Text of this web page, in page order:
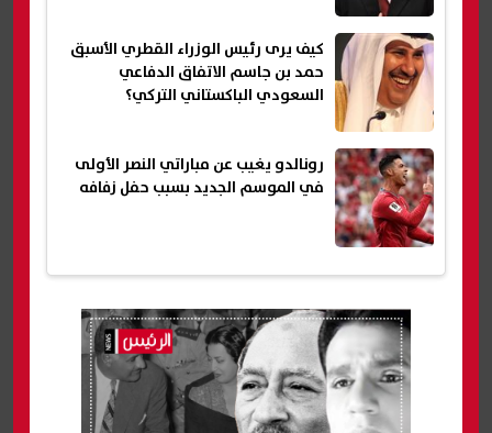
كيف يرى رئيس الوزراء القطري الأسبق
حمد بن جاسم الاتفاق الدفاعي
السعودي الباكستاني التركي؟
رونالدو يغيب عن مباراتي النصر الأولى
في الموسم الجديد بسبب حفل زفافه